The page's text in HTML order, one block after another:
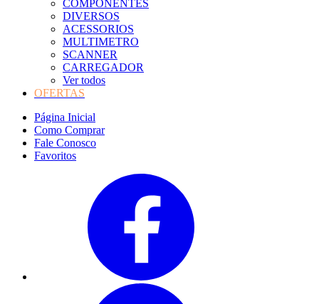
COMPONENTES
DIVERSOS
ACESSORIOS
MULTIMETRO
SCANNER
CARREGADOR
Ver todos
OFERTAS
Página Inicial
Como Comprar
Fale Conosco
Favoritos